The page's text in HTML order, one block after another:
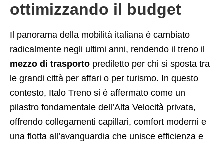
ottimizzando il budget
Il panorama della mobilità italiana è cambiato
radicalmente negli ultimi anni, rendendo il treno il
mezzo di trasporto prediletto per chi si sposta tra
le grandi città per affari o per turismo. In questo
contesto, Italo Treno si è affermato come un
pilastro fondamentale dell’Alta Velocità privata,
offrendo collegamenti capillari, comfort moderni e
una flotta all’avanguardia che unisce efficienza e